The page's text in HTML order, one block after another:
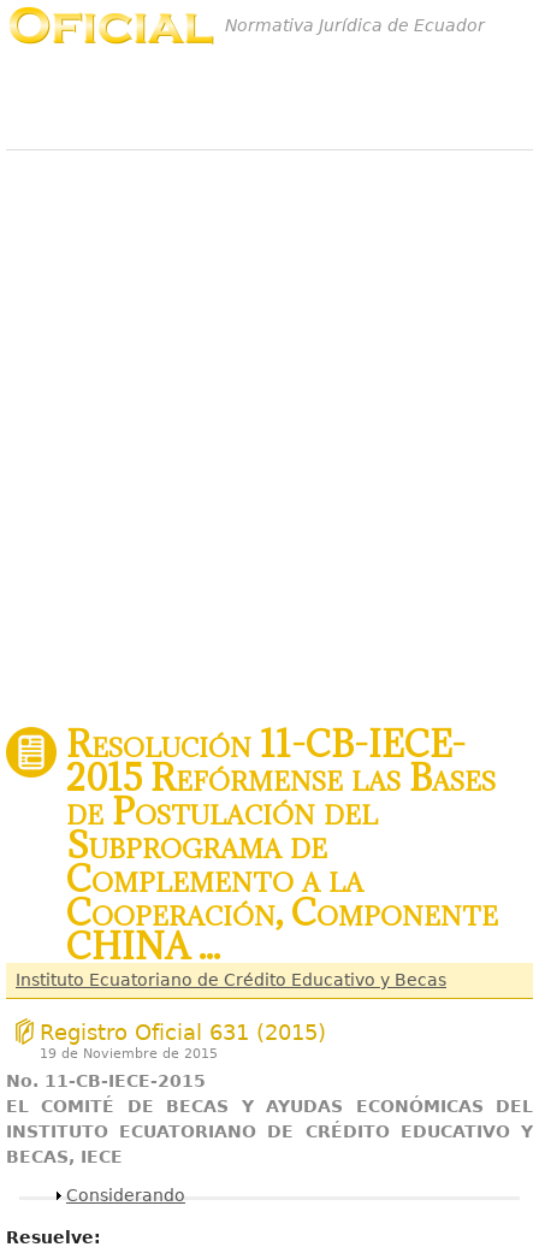
Normativa Jurídica de Ecuador
Resolución 11-CB-IECE-
2015 Refórmense las Bases
de Postulación del
Subprograma de
Complemento a la
Cooperación, Componente
CHINA ...
Instituto Ecuatoriano de Crédito Educativo y Becas
Registro Oficial 631 (2015)
19 de Noviembre de 2015
No. 11-CB-IECE-2015
EL COMITÉ DE BECAS Y AYUDAS ECONÓMICAS DEL
INSTITUTO ECUATORIANO DE CRÉDITO EDUCATIVO Y
BECAS, IECE
Mostrar
Considerando
Resuelve: